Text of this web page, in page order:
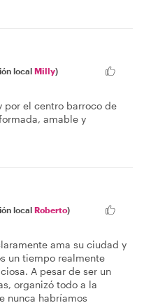
local Milly)
por el centro barroco de
amable y
local Roberto)
ama su ciudad y
un tiempo realmente
A pesar de ser un
organizó todo a la
nunca habríamos